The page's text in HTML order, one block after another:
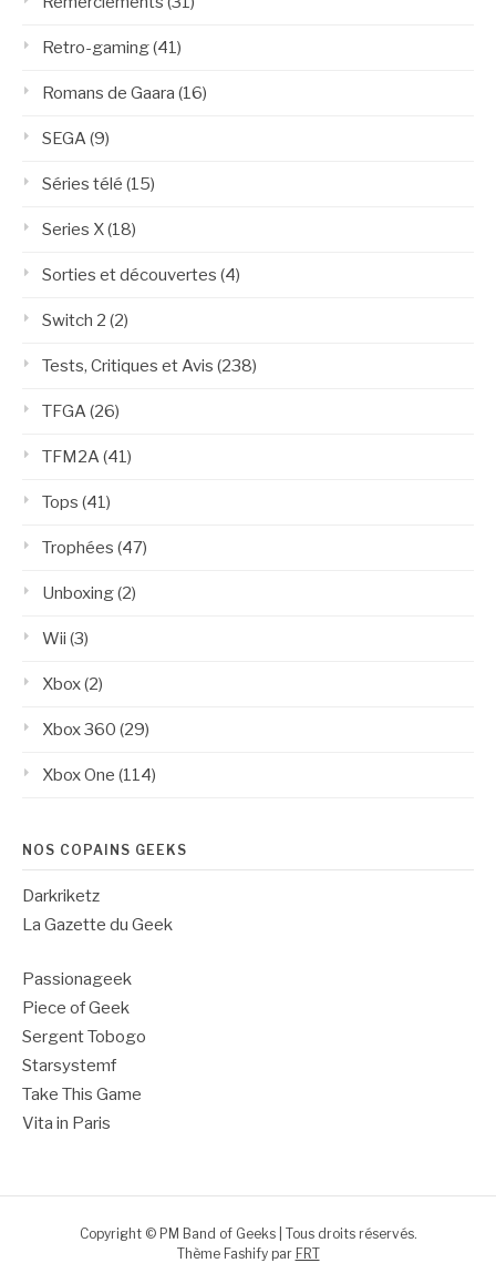
Retro-gaming(41)
Romans de Gaara (16)
SEGA(9)
Séries télé (15)
Series X(18)
Sorties et découvertes (4)
Switch 2 (2)
Tests, Critiques et Avis (238)
TFGA(26)
TFM2A(41)
Tops (41)
Trophées (47)
Unboxing(2)
Wii (3)
Xbox(2)
Xbox 360 (29)
Xbox One (114)
NOS COPAINS GEEKS
Darkriketz
La Gazette du Geek
Passionageek
Piece of Geek
Sergent Tobogo
Starsystemf
Take This Game
Vita in Paris
Copyright © PM Band of Geeks | Tous droits réservés.
Thème Fashify par FRT